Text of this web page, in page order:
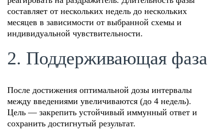
составляет от нескольких недель до нескольких
месяцев в зависимости от выбранной схемы и
индивидуальной чувствительности.
2. Поддерживающая фаза
После достижения оптимальной дозы интервалы
между введениями увеличиваются (до 4 недель).
Цель — закрепить устойчивый иммунный ответ и
сохранить достигнутый результат.